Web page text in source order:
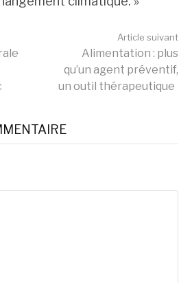
Article suivant
Alimentation : plus
qu’un agent préventif,
un outil thérapeutique